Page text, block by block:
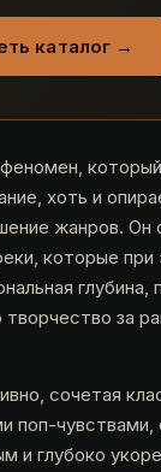
каталог →
хоть и
жанров. Он
которые
глубина,
за
сочетая
поп-чувствами,
и глубоко